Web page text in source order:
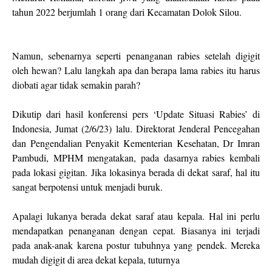
tahun 2022 berjumlah 1 orang dari Kecamatan Dolok Silou.
Namun, sebenarnya seperti penanganan rabies setelah digigit
oleh hewan? Lalu langkah apa dan berapa lama rabies itu harus
diobati agar tidak semakin parah?
Dikutip dari hasil konferensi pers ‘Update Situasi Rabies’ di
Indonesia, Jumat (2/6/23) lalu. Direktorat Jenderal Pencegahan
dan Pengendalian Penyakit Kementerian Kesehatan, Dr Imran
Pambudi, MPHM mengatakan, pada dasarnya rabies kembali
pada lokasi gigitan. Jika lokasinya berada di dekat saraf, hal itu
sangat berpotensi untuk menjadi buruk.
Apalagi lukanya berada dekat saraf atau kepala. Hal ini perlu
mendapatkan penanganan dengan cepat. Biasanya ini terjadi
pada anak-anak karena postur tubuhnya yang pendek. Mereka
mudah digigit di area dekat kepala, tuturnya